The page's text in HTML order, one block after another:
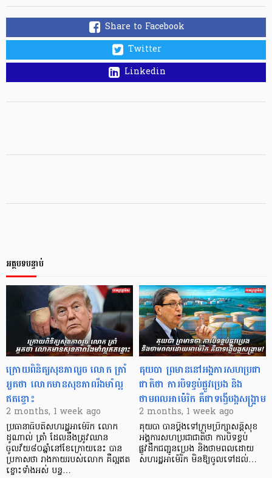
Share to Facebook
Twitter
Linkedin
អត្ថបទបន្ទាប់
ក្រោយពិនិត្យសុខភាពរួច លោក ត្រាំ
អួតថា លោកមានសុខភាពរឹងមាំល្អ
ឥតខ្ចោះ
2 months, 1 week ago
ប្រធានាធិបតីសហរដ្ឋអាម៉េរិក លោក
ដូណាល់ ត្រាំ ដែលនឹងត្រូវឈាន
ចូលវ័យ៨០ឆ្នាំនៅខែក្រោយនេះ បាន
ប្រកាសថា រាងកាយរបស់លោក គឺល្អឥត
ខ្ចោះទាំងអស់ បន្ទ…
គុយបា ​ព្រមាន​នៅអង្គការសហប្រជា
ជាតិថា ការបិទខ្ទប់ផ្លូវប្រេង និង
ថាមពលអាម៉េរិក គឺជាទង្វើ​បង្កសង្គ្រាម
2 months, 1 week ago
គុយបា បានប្ដឹងទៅ​ក្រុមប្រឹក្សាសន្តិសុខ
អង្គការសហប្រជាជាតិថា ការ​បិទខ្ទប់​
ផ្លូវដឹកជញ្ជូនប្រេង និងថាមពលដោយ​
សហរដ្ឋអាម៉េរិក មិន​ឱ្យចូល​ទៅ​ដល់​…